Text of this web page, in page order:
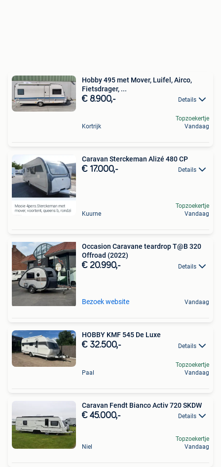
Hobby 495 met Mover, Luifel, Airco,
Fietsdrager, ...
€ 8.900,- Details
Kortrijk
Topzoekertje
Vandaag
Caravan Sterckeman Alizé 480 CP
€ 17.000,- Details
Kuurne
Topzoekertje
Vandaag
Occasion Caravane teardrop T@B 320
Offroad (2022)
€ 20.990,- Details
Bezoek website Vandaag
HOBBY KMF 545 De Luxe
€ 32.500,- Details
Paal
Topzoekertje
Vandaag
Caravan Fendt Bianco Activ 720 SKDW
€ 45.000,- Details
Niel
Topzoekertje
Vandaag